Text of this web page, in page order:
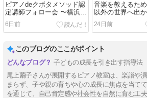
ピアノdeクボタメソッド認
定講師フォロー会 〜横浜で
学びと交流を〜
6日前
音楽を教えるた
以外の世界へ出
24日前
このブログのここがポイント
子どもの成長を引き出す指導法
尾上繭子さんが展開するピアノ教室は、楽譜や
まらず、子や親の育ちや心の成長に焦点を当て
を通じて、自己肯定感や社会性を自然に育む工